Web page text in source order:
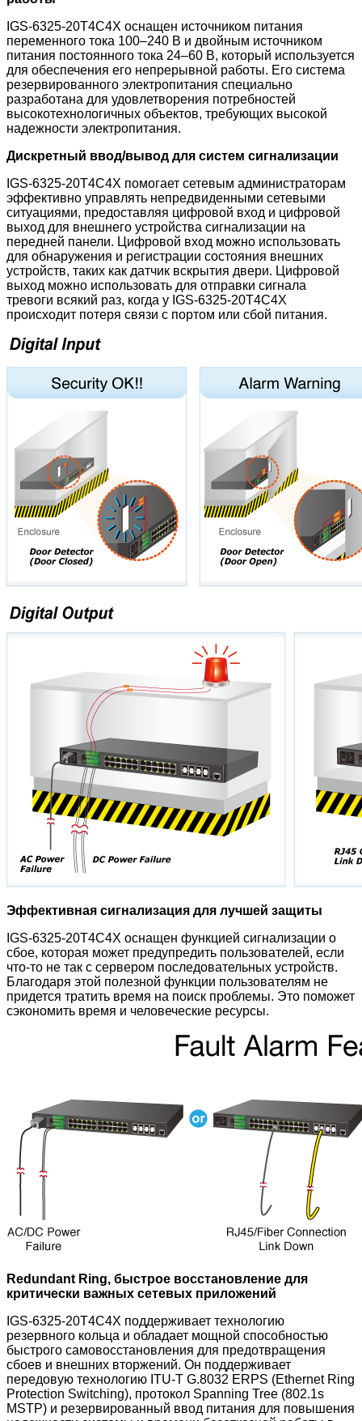
IGS-6325-20T4C4X оснащен источником питания
переменного тока 100–240 В и двойным источником
питания постоянного тока 24–60 В, который используется
для обеспечения его непрерывной работы. Его система
резервированного электропитания специально
разработана для удовлетворения потребностей
высокотехнологичных объектов, требующих высокой
надежности электропитания.
Дискретный ввод/вывод для систем сигнализации
IGS-6325-20T4C4X помогает сетевым администраторам
эффективно управлять непредвиденными сетевыми
ситуациями, предоставляя цифровой вход и цифровой
выход для внешнего устройства сигнализации на
передней панели. Цифровой вход можно использовать
для обнаружения и регистрации состояния внешних
устройств, таких как датчик вскрытия двери. Цифровой
выход можно использовать для отправки сигнала
тревоги всякий раз, когда у IGS-6325-20T4C4X
происходит потеря связи с портом или сбой питания.
Эффективная сигнализация для лучшей защиты
IGS-6325-20T4C4X оснащен функцией сигнализации о
сбое, которая может предупредить пользователей, если
что-то не так с сервером последовательных устройств.
Благодаря этой полезной функции пользователям не
придется тратить время на поиск проблемы. Это поможет
сэкономить время и человеческие ресурсы.
Redundant Ring, быстрое восстановление для
критически важных сетевых приложений
IGS-6325-20T4C4X поддерживает технологию
резервного кольца и обладает мощной способностью
быстрого самовосстановления для предотвращения
сбоев и внешних вторжений. Он поддерживает
передовую технологию ITU-T G.8032 ERPS (Ethernet Ring
Protection Switching), протокол Spanning Tree (802.1s
MSTP) и резервированный ввод питания для повышения